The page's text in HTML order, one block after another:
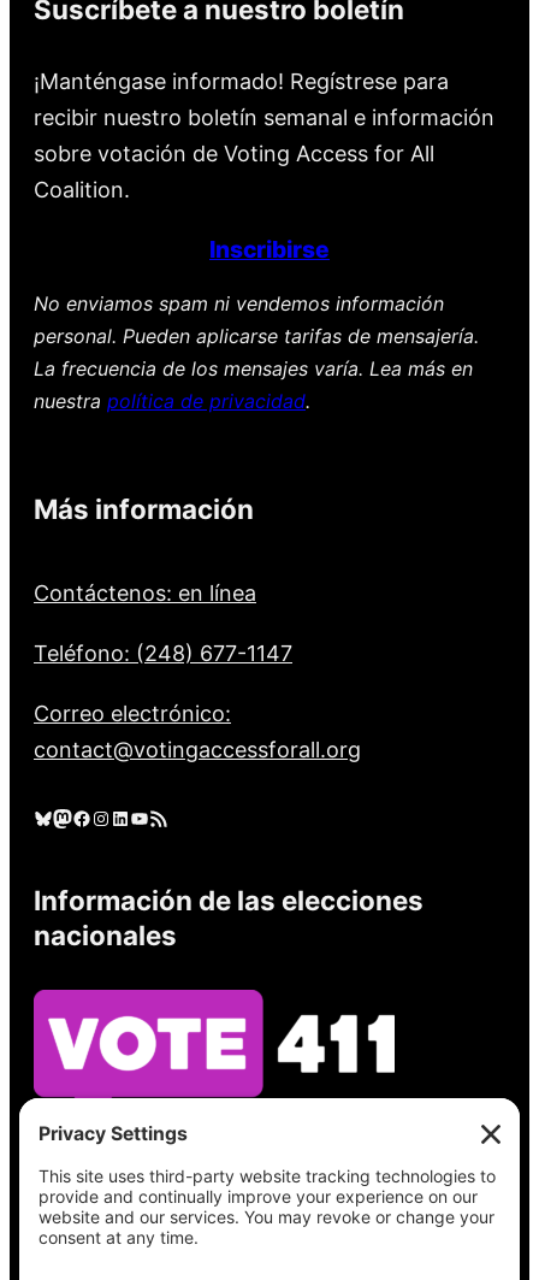
Suscríbete a nuestro boletín
¡Manténgase informado! Regístrese para
recibir nuestro boletín semanal e información
sobre votación de Voting Access for All
Coalition.
Inscribirse
No enviamos spam ni vendemos información
personal. Pueden aplicarse tarifas de mensajería.
La frecuencia de los mensajes varía. Lea más en
nuestra política de privacidad.
Más información
Contáctenos: en línea
Teléfono: (248) 677-1147
Correo electrónico:
contact@votingaccessforall.org
Cielo azul Mastodonte Facebook Instagram LinkedIn YouTube Feed RSS
Información de las elecciones
nacionales
Vea lo que hay en su boleta, encuentre su
lugar de votación, verifique el estado de su
registro y obtenga toda la información